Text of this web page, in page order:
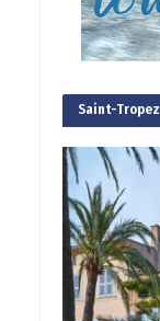
Saint-Tropez